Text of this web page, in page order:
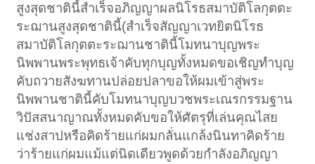
สูงสุดชาตินี้สำเร็จอภิญญาผลนิโรธสมาบัติโลกุตตะ
ระฌานสูงสุดชาตินี้(สำเร็จสัญญาเวทยิตนิโรธ
สมาบัติโลกุตตะระฌานชาตินี้โมทนาบุญพระ
นิพพานพระพุทธเจ้าคับทุกบุญทั้งหมดขอเชิญทำบุญ
คับถวายสังฆทานปล่อยปลาขอให้ผมเข้าสู่พระ
นิพพานชาตินี้คับโมทนาบุญบวชพระเณรกรรมฐาน
วิปัสสนาญาณทั้งหมดคับขอให้ศัตรุที่เล่นคุณไสย
แช่งสาปหรือคิดร้ายแก่ผมกลั่นแกล้งนินทาคิดร้าย
ว่าร้ายแก่ผมแม้แต่นิดเดียวพูดด้วยกำลังอภิญญา